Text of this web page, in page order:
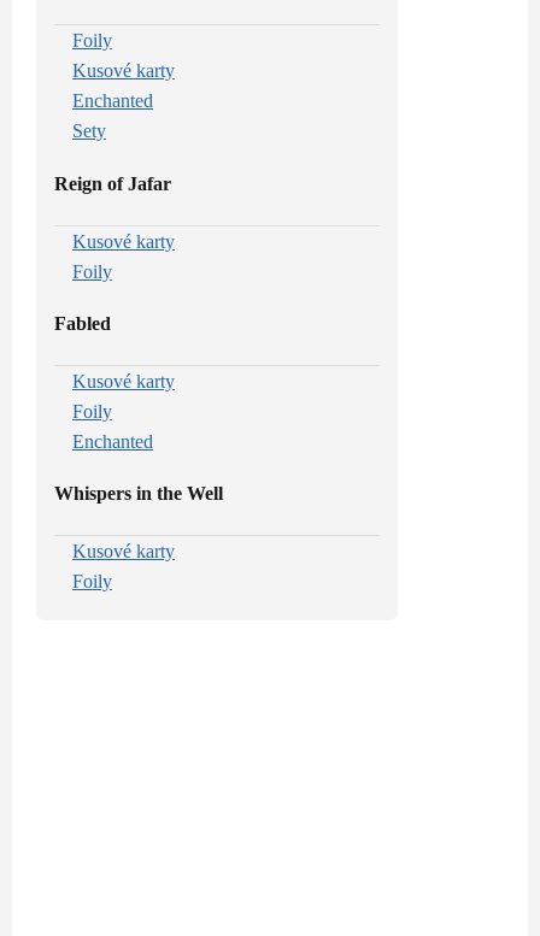
Foily
Kusové karty
Enchanted
Sety
Reign of Jafar
Kusové karty
Foily
Fabled
Kusové karty
Foily
Enchanted
Whispers in the Well
Kusové karty
Foily